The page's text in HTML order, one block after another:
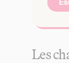
Les